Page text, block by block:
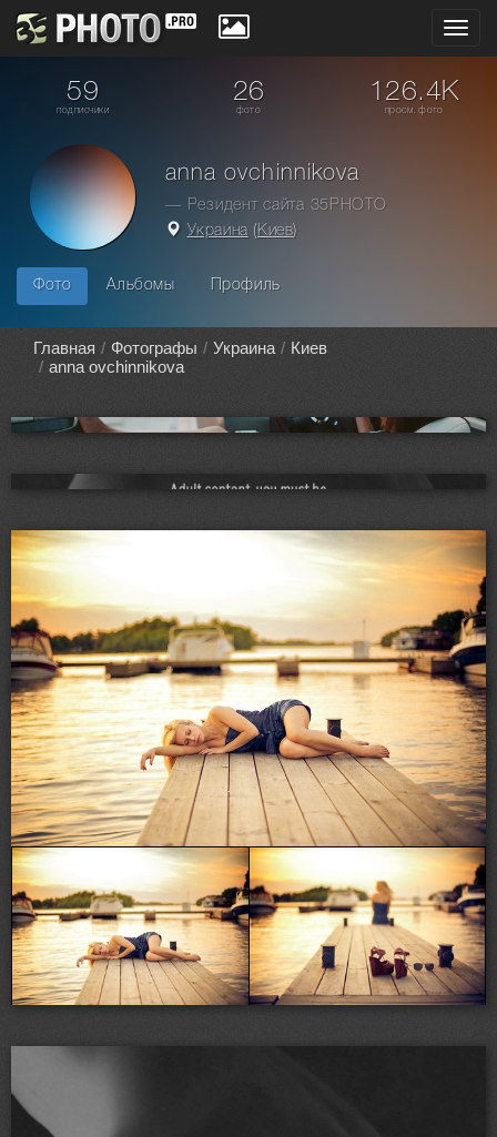
59
подписчики
26
фото
126.4K
просм. фото
anna ovchinnikova
— Резидент сайта 35PHOTO
Украина (Киев)
Фото Альбомы Профиль
Главная Фотографы Украина
Киев
anna ovchinnikova